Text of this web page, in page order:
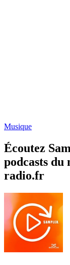
Musique
Écoutez
podcasts du
radio.fr